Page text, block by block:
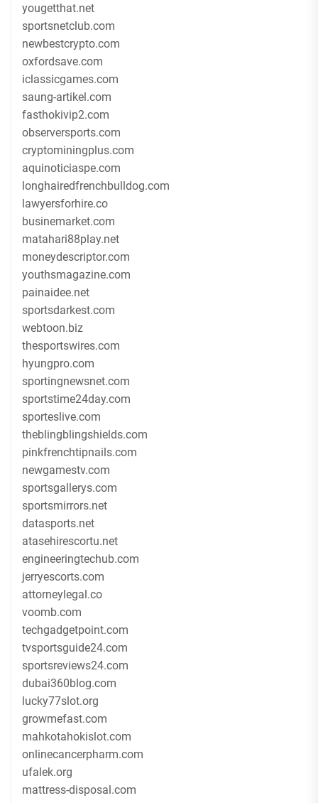
yougetthat.net
sportsnetclub.com
newbestcrypto.com
oxfordsave.com
iclassicgames.com
saung-artikel.com
fasthokivip2.com
observersports.com
cryptominingplus.com
aquinoticiaspe.com
longhairedfrenchbulldog.com
lawyersforhire.co
businemarket.com
matahari88play.net
moneydescriptor.com
youthsmagazine.com
painaidee.net
sportsdarkest.com
webtoon.biz
thesportswires.com
hyungpro.com
sportingnewsnet.com
sportstime24day.com
sporteslive.com
theblingblingshields.com
pinkfrenchtipnails.com
newgamestv.com
sportsgallerys.com
sportsmirrors.net
datasports.net
atasehirescortu.net
engineeringtechub.com
jerryescorts.com
attorneylegal.co
voomb.com
techgadgetpoint.com
tvsportsguide24.com
sportsreviews24.com
dubai360blog.com
lucky77slot.org
growmefast.com
mahkotahokislot.com
onlinecancerpharm.com
ufalek.org
mattress-disposal.com